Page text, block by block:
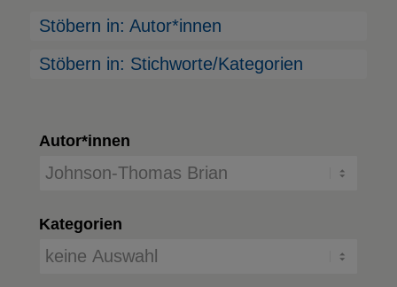
Stöbern in: Autor*innen
Stöbern in: Stichworte/Kategorien
Autor*innen
Kategorien